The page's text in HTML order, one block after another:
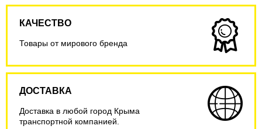
КАЧЕСТВО
Товары от мирового бренда
ДОСТАВКА
Доставка в любой город Крыма
транспортной компанией.